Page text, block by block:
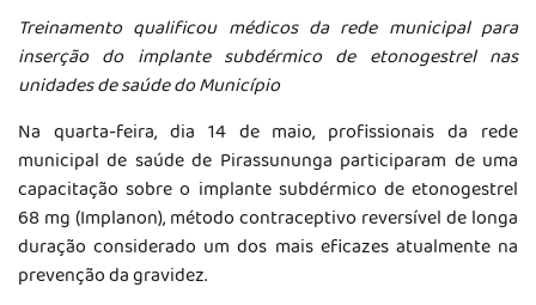
Treinamento qualificou médicos da rede municipal para
inserção do implante subdérmico de etonogestrel nas
unidades de saúde do Município
Na quarta-feira, dia 14 de maio, profissionais da rede
municipal de saúde de Pirassununga participaram de uma
capacitação sobre o implante subdérmico de etonogestrel
68 mg (Implanon), método contraceptivo reversível de longa
duração considerado um dos mais eficazes atualmente na
prevenção da gravidez.